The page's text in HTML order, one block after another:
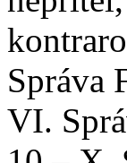
Správa
VI.